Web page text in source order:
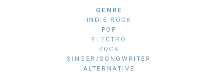
GENRE
INDIE ROCK
POP
ELECTRO
ROCK
SINGER/SONGWRITER
ALTERNATIVE